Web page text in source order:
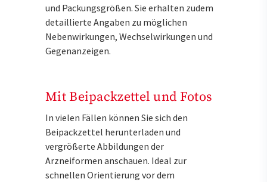
und Packungsgrößen. Sie erhalten zudem
detaillierte Angaben zu möglichen
Nebenwirkungen, Wechselwirkungen und
Gegenanzeigen.
Mit Beipackzettel und Fotos
In vielen Fällen können Sie sich den
Beipackzettel herunterladen und
vergrößerte Abbildungen der
Arzneiformen anschauen. Ideal zur
schnellen Orientierung vor dem